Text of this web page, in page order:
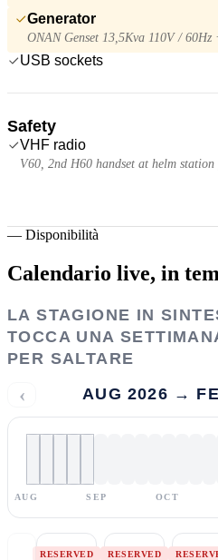
Generator
ONAN Genset 13,5Kva 110V / 60Hz
USB sockets
Safety
VHF radio
V60, 2nd H60 handset at helm
— Disponibilità
Calendario live, in
LA STAGIONE IN
TOCCA UNA
PER SALTARE
‹ AUG 2026 →
AUG SEP OCT
RESERVED RESERVED